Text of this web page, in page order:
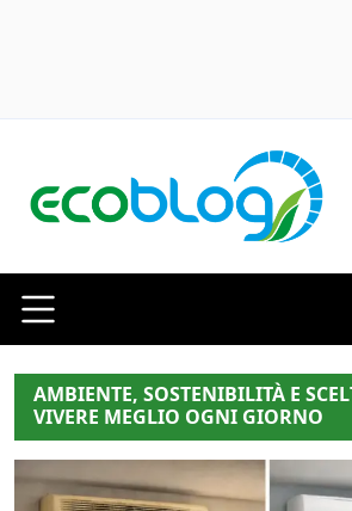
AMBIENTE, SOSTENIBILITÀ E
VIVERE MEGLIO OGNI GIORNO